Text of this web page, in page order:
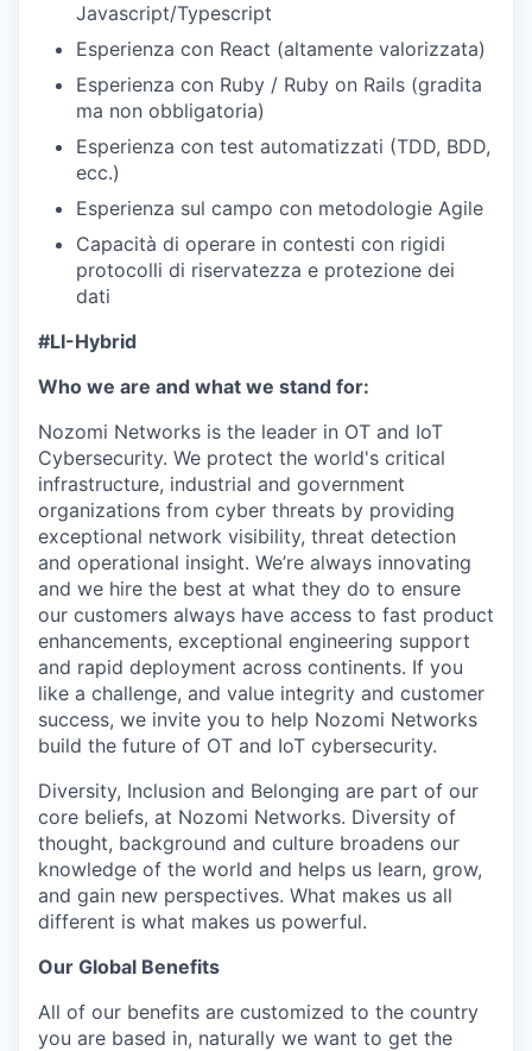
Javascript/Typescript
Esperienza con React (altamente valorizzata)
Esperienza con Ruby / Ruby on Rails (gradita
ma non obbligatoria)
Esperienza con test automatizzati (TDD, BDD,
ecc.)
Esperienza sul campo con metodologie Agile
Capacità di operare in contesti con rigidi
protocolli di riservatezza e protezione dei
dati
#LI-Hybrid
Who we are and what we stand for:
Nozomi Networks is the leader in OT and IoT
Cybersecurity. We protect the world's critical
infrastructure, industrial and government
organizations from cyber threats by providing
exceptional network visibility, threat detection
and operational insight. We’re always innovating
and we hire the best at what they do to ensure
our customers always have access to fast product
enhancements, exceptional engineering support
and rapid deployment across continents. If you
like a challenge, and value integrity and customer
success, we invite you to help Nozomi Networks
build the future of OT and IoT cybersecurity.
Diversity, Inclusion and Belonging are part of our
core beliefs, at Nozomi Networks. Diversity of
thought, background and culture broadens our
knowledge of the world and helps us learn, grow,
and gain new perspectives. What makes us all
different is what makes us powerful.
Our Global Benefits
All of our benefits are customized to the country
you are based in, naturally we want to get the